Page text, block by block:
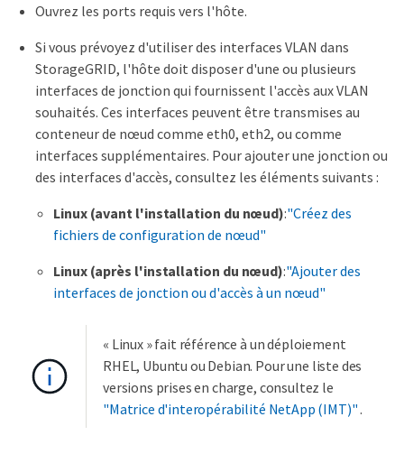
Ouvrez les ports requis vers l'hôte.
Si vous prévoyez d'utiliser des interfaces VLAN dans
StorageGRID, l'hôte doit disposer d'une ou plusieurs
interfaces de jonction qui fournissent l'accès aux VLAN
souhaités. Ces interfaces peuvent être transmises au
conteneur de nœud comme eth0, eth2, ou comme
interfaces supplémentaires. Pour ajouter une jonction ou
des interfaces d'accès, consultez les éléments suivants :
Linux (avant l'installation du nœud):"Créez des
fichiers de configuration de nœud"
Linux (après l'installation du nœud):"Ajouter des
interfaces de jonction ou d'accès à un nœud"
« Linux » fait référence à un déploiement
RHEL, Ubuntu ou Debian. Pour une liste des
versions prises en charge, consultez le
"Matrice d'interopérabilité NetApp (IMT)".